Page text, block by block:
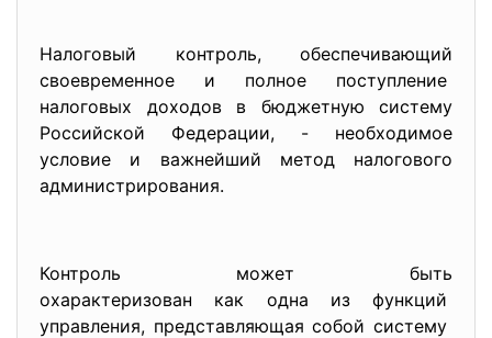
Налоговый контроль, обеспечивающий
своевременное и полное поступление
налоговых доходов в бюджетную систему
Российской Федерации, - необходимое
условие и важнейший метод налогового
администрирования.
Контроль может быть
охарактеризован как одна из функций
управления, представляющая собой систему